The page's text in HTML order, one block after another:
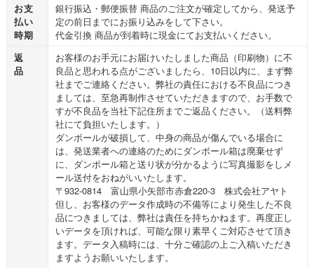
お支
払い
時期
銀行振込・郵便振替 商品のご注文が確定してから、発送予
定の前日までにお振り込みをして下さい。
代金引換 商品が到着時に現金にてお支払いください。
返
品
お客様のお手元にお届けいたしました商品（印刷物）に不
良品と思われる点がございましたら、10日以内に、まず弊
社までご連絡ください。弊社の責任における不良品につき
ましては、至急再制作させていただきますので、お手数で
すが不良品を当社下記住所までご返品ください。（送料弊
社にて負担いたします。）
ダンボールが破損して、中身の商品が傷んでいる場合に
は、発送業者への連絡のためにダンボール箱は廃棄せず
に、ダンボール箱と送り状が分かるように写真撮影をしメ
ール送付をおねがいいたします。
〒932-0814 富山県小矢部市赤倉220-3 株式会社アヤト
但し、お客様のデータ作成時の不備等により発生した不良
品につきましては、弊社は責任を持ちかねます。再度正し
いデータを頂ければ、可能な限り素早くご対応させて頂き
ます。データ入稿時には、十分ご確認の上ご入稿いただき
ますようお願いいたします。